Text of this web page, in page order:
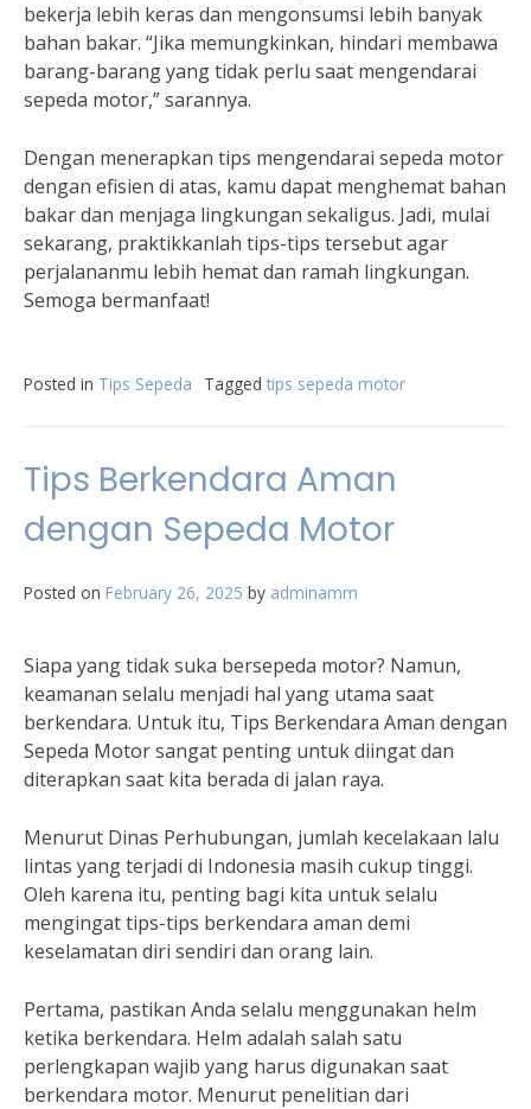
bekerja lebih keras dan mengonsumsi lebih banyak
bahan bakar. “Jika memungkinkan, hindari membawa
barang-barang yang tidak perlu saat mengendarai
sepeda motor,” sarannya.
Dengan menerapkan tips mengendarai sepeda motor
dengan efisien di atas, kamu dapat menghemat bahan
bakar dan menjaga lingkungan sekaligus. Jadi, mulai
sekarang, praktikkanlah tips-tips tersebut agar
perjalananmu lebih hemat dan ramah lingkungan.
Semoga bermanfaat!
Posted in Tips Sepeda Tagged tips sepeda motor
Tips Berkendara Aman
dengan Sepeda Motor
Posted on February 26, 2025 by adminamm
Siapa yang tidak suka bersepeda motor? Namun,
keamanan selalu menjadi hal yang utama saat
berkendara. Untuk itu, Tips Berkendara Aman dengan
Sepeda Motor sangat penting untuk diingat dan
diterapkan saat kita berada di jalan raya.
Menurut Dinas Perhubungan, jumlah kecelakaan lalu
lintas yang terjadi di Indonesia masih cukup tinggi.
Oleh karena itu, penting bagi kita untuk selalu
mengingat tips-tips berkendara aman demi
keselamatan diri sendiri dan orang lain.
Pertama, pastikan Anda selalu menggunakan helm
ketika berkendara. Helm adalah salah satu
perlengkapan wajib yang harus digunakan saat
berkendara motor. Menurut penelitian dari